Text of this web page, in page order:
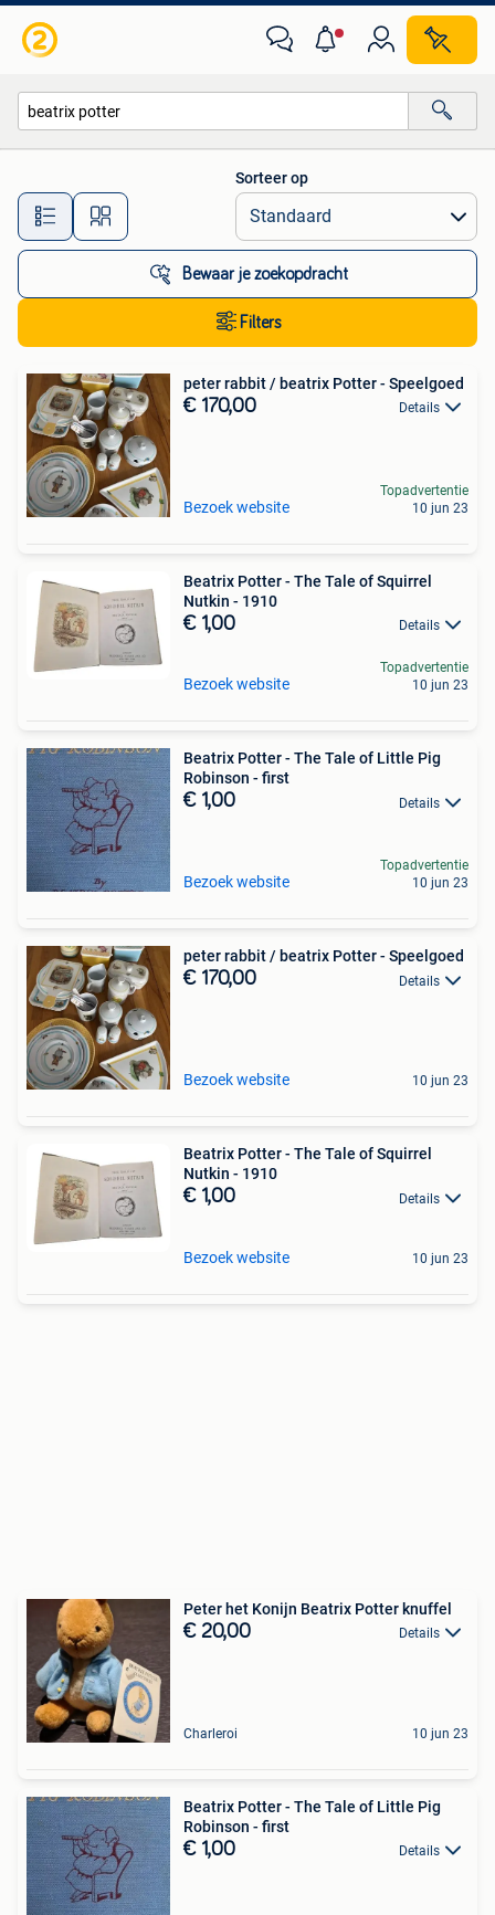
Alle afstanden…
Sorteer op
Bewaar je zoekopdracht
Filters
peter rabbit / beatrix Potter - Speelgoed
€ 170,00 Details
Bezoek website
Topadvertentie
10 jun 23
Beatrix Potter - The Tale of Squirrel
Nutkin - 1910
€ 1,00 Details
Bezoek website
Topadvertentie
10 jun 23
Beatrix Potter - The Tale of Little Pig
Robinson - first
€ 1,00 Details
Bezoek website
Topadvertentie
10 jun 23
peter rabbit / beatrix Potter - Speelgoed
€ 170,00 Details
Bezoek website 10 jun 23
Beatrix Potter - The Tale of Squirrel
Nutkin - 1910
€ 1,00 Details
Bezoek website 10 jun 23
Peter het Konijn Beatrix Potter knuffel
€ 20,00 Details
Charleroi 10 jun 23
Beatrix Potter - The Tale of Little Pig
Robinson - first
€ 1,00 Details